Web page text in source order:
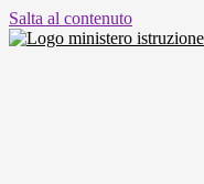
Salta al contenuto